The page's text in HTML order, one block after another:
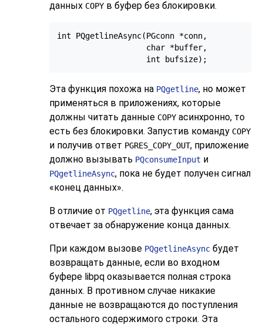
данных COPY в буфер без блокировки.
int PQgetlineAsync(PGconn *conn,
                   char *buffer,
Эта функция похожа на PQgetline, но может
применяться в приложениях, которые
должны читать данные COPY асинхронно, то
есть без блокировки. Запустив команду COPY
и получив ответ PGRES_COPY_OUT, приложение
должно вызывать PQconsumeInput и
PQgetlineAsync, пока не будет получен сигнал
«конец данных».
В отличие от PQgetline, эта функция сама
отвечает за обнаружение конца данных.
При каждом вызове PQgetlineAsync будет
возвращать данные, если во входном
буфере libpq оказывается полная строка
данных. В противном случае никакие
данные не возвращаются до поступления
остального содержимого строки. Эта